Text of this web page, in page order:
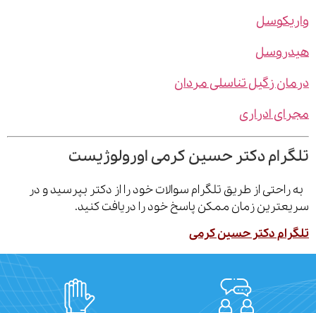
زگیل تناسلی مردان
ادراری
دکتر حسین کرمی اورولوژیست
از طریق تلگرام سوالات خود را از دکتر بپرسید و در
زمان ممکن پاسخ خود را دریافت کنید.
دکتر حسین کرمی